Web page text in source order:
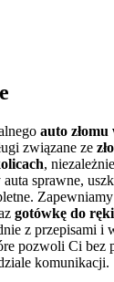
auto
związane ze
,
sprawne,
Zapewniamy
gotówkę do
z przepisami i
pozwoli Ci bez
komunikacji.